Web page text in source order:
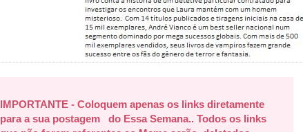
IMPORTANTE - Coloquem apenas os links diretamente
para a sua postagem do Essa Semana.. Todos os links